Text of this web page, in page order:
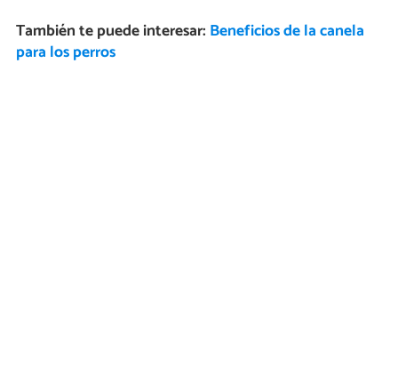
También te puede interesar: Beneficios de la canela
para los perros